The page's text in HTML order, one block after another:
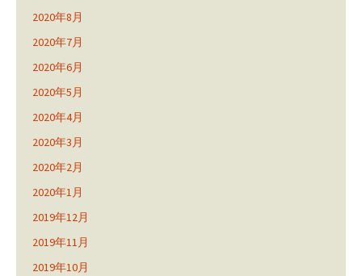
2020年8月
2020年7月
2020年6月
2020年5月
2020年4月
2020年3月
2020年2月
2020年1月
2019年12月
2019年11月
2019年10月